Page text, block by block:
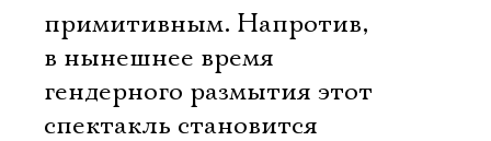
примитивным. Напротив,
в нынешнее время
гендерного размытия этот
спектакль становится